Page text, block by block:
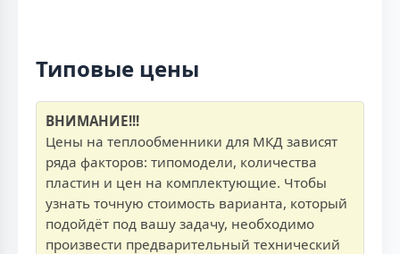
Типовые цены
ВНИМАНИЕ!!!
Цены на теплообменники для МКД зависят
ряда факторов: типомодели, количества
пластин и цен на комплектующие. Чтобы
узнать точную стоимость варианта, который
подойдёт под вашу задачу, необходимо
произвести предварительный технический